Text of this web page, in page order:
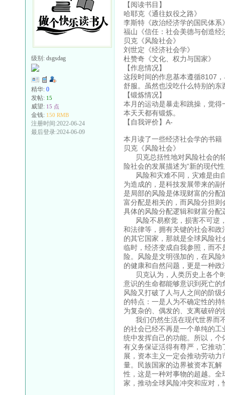
级别: dsgsdag
精华: 0
发帖: 15
威望: 15 点
金钱: 150 RMB
注册时间:2022-06-24
最后登录:2024-06-09
【阅读书目】
哈耶克《通往奴役之路》
李斯特《政治经济学的国民体系
福山《信任：社会美德与创造经
贝克《风险社会》
刘世定《经济社会学》
杜赞奇《文化、权力与国家》
【作息情况】
这段时间的作息基本遵循8107
舒服。虽然也没吃什么特别的
【锻炼情况】
本月的运动是暴走和跳操，觉
本天天都有锻炼。
【自我评价】A-
本月读了一些经济社会学的书籍
贝克《风险社会》
贝克总括性地对风险社会的轮
险社会的发展描述为“新的现代
风险和灾难不同，灾难是由自
为造成的，是科技发展带来的
是局部的风险是体现财富的分
富分配是相关的，而风险分担
具体的风险分配逻辑和财富分
风险不易察觉，损害不可逆，
和法律等，拥有关键的社会和
的其它国家，那就是全球风险
临时，经济变成自我参照，而
险。风险是文明强加的，在风
的健康和自然问题，更是一种
贝克认为，人类历史上各个时
意识的生命都能够意识到死亡
风险又打破了人与人之间的阶
的特点：一是人为不确定性的
为复杂的、偶发的、支离破碎的
我们仍然生活在现代世界而不
的社会已经不再是一个单纯的
统中发挥自己的功能。所以，
有义务保证活得有尊严，它推
展，资本主义一定会推动劳动
量。民族国家的边界被资本瓦
性，这是一种对事物的超越。
家，推动全球风险冲突和应对，